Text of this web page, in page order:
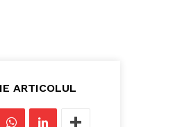
ARTICOLUL